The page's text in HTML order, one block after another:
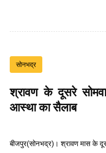
सोनभद्र
श्रावण के दूसरे
आस्था का सैलाब
बीजपुर(सोनभद्र)। श्रावण मास के